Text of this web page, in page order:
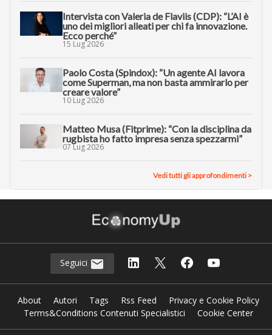
Intervista con Valeria de Flaviis (CDP): “L’AI è
uno dei migliori alleati per chi fa innovazione.
Ecco perché”
15 Lug 2026
Paolo Costa (Spindox): “Un agente AI lavora
come Superman, ma non basta ammirarlo per
creare valore”
10 Lug 2026
Matteo Musa (Fitprime): “Con la disciplina da
rugbista ho fatto impresa senza spezzarmi”
07 Lug 2026
Vedi tutti gli approfondimenti >
Seguici
About Autori Tags Rss Feed
Privacy e Cookie Policy
Terms&Conditions Contenuti Specialistici
Cookie Center